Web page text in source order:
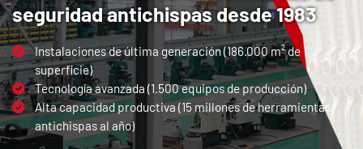
seguridad antichispas desde 1983
Instalaciones de última generación (186.000 m² de
superficie)
Tecnología avanzada (1.500 equipos de producción)
Alta capacidad productiva (15 millones de herramientas
antichispas al año)